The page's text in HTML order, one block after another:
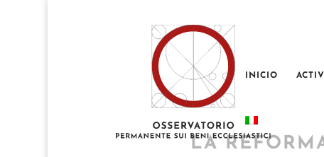
INICIO
LA